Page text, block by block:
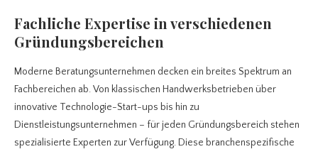
Fachliche Expertise in verschiedenen
Gründungsbereichen
Moderne Beratungsunternehmen decken ein breites Spektrum an
Fachbereichen ab. Von klassischen Handwerksbetrieben über
innovative Technologie-Start-ups bis hin zu
Dienstleistungsunternehmen – für jeden Gründungsbereich stehen
spezialisierte Experten zur Verfügung. Diese branchenspezifische